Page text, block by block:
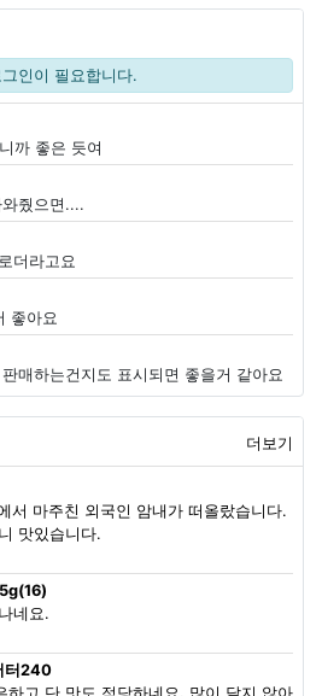
그인이 필요합니다.
까 좋은 듯여
줬으면....
더라고요
좋아요
매하는건지도 표시되면 좋을거 같아요
더보기
서 마주친 외국인 암내가 떠올랐습니다.
맛있습니다.
네요.
터240